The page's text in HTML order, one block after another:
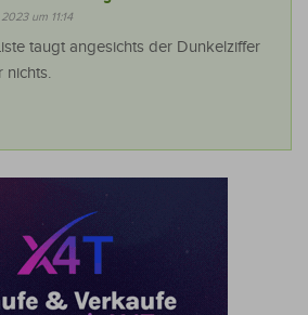
um 11:14
taugt angesichts der Dunkelziffer
nichts.